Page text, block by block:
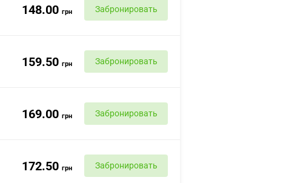
148.00 грн Забронировать
159.50 грн Забронировать
169.00 грн Забронировать
172.50 грн Забронировать